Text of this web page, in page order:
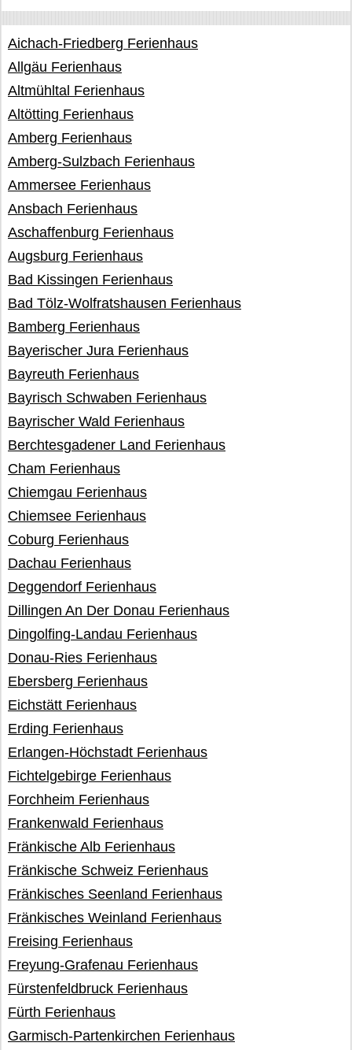
Aichach-Friedberg Ferienhaus
Allgäu Ferienhaus
Altmühltal Ferienhaus
Altötting Ferienhaus
Amberg Ferienhaus
Amberg-Sulzbach Ferienhaus
Ammersee Ferienhaus
Ansbach Ferienhaus
Aschaffenburg Ferienhaus
Augsburg Ferienhaus
Bad Kissingen Ferienhaus
Bad Tölz-Wolfratshausen Ferienhaus
Bamberg Ferienhaus
Bayerischer Jura Ferienhaus
Bayreuth Ferienhaus
Bayrisch Schwaben Ferienhaus
Bayrischer Wald Ferienhaus
Berchtesgadener Land Ferienhaus
Cham Ferienhaus
Chiemgau Ferienhaus
Chiemsee Ferienhaus
Coburg Ferienhaus
Dachau Ferienhaus
Deggendorf Ferienhaus
Dillingen An Der Donau Ferienhaus
Dingolfing-Landau Ferienhaus
Donau-Ries Ferienhaus
Ebersberg Ferienhaus
Eichstätt Ferienhaus
Erding Ferienhaus
Erlangen-Höchstadt Ferienhaus
Fichtelgebirge Ferienhaus
Forchheim Ferienhaus
Frankenwald Ferienhaus
Fränkische Alb Ferienhaus
Fränkische Schweiz Ferienhaus
Fränkisches Seenland Ferienhaus
Fränkisches Weinland Ferienhaus
Freising Ferienhaus
Freyung-Grafenau Ferienhaus
Fürstenfeldbruck Ferienhaus
Fürth Ferienhaus
Garmisch-Partenkirchen Ferienhaus